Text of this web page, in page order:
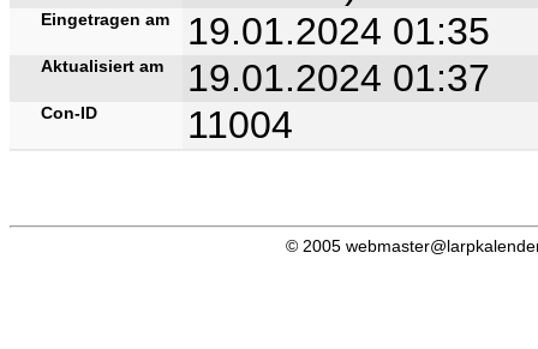
Eingetragen am 19.01.2024 01:35
Aktualisiert am 19.01.2024 01:37
Con-ID 11004
© 2005